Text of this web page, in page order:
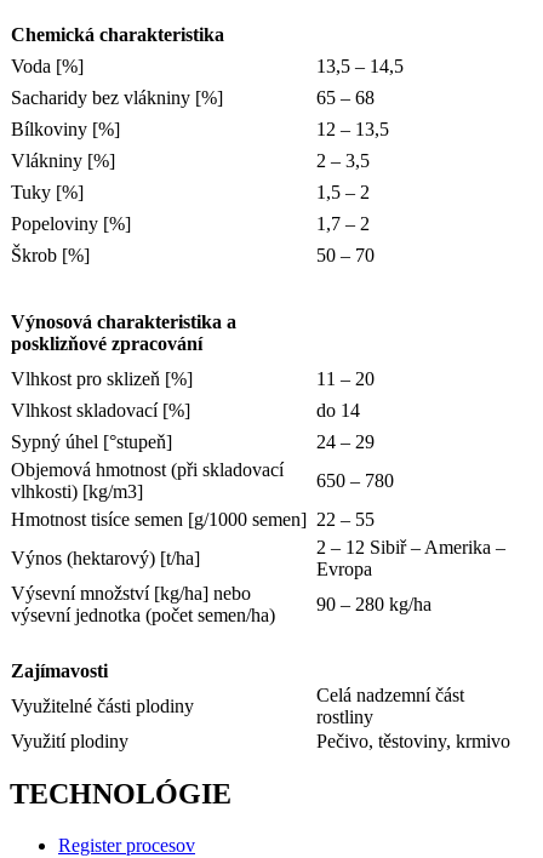
Chemická charakteristika
Voda [%]
13,5 – 14,5
Sacharidy bez vlákniny [%]
65 – 68
Bílkoviny [%]
12 – 13,5
Vlákniny [%]
2 – 3,5
Tuky [%]
1,5 – 2
Popeloviny [%]
1,7 – 2
Škrob [%]
50 – 70
Výnosová charakteristika a
posklizňové zpracování
Vlhkost pro sklizeň [%]
11 – 20
Vlhkost skladovací [%]
do 14
Sypný úhel [°stupeň]
24 – 29
Objemová hmotnost (při skladovací
vlhkosti) [kg/m3]
650 – 780
Hmotnost tisíce semen [g/1000 semen] 22 – 55
Výnos (hektarový) [t/ha]
2 – 12 Sibiř – Amerika –
Evropa
Výsevní množství [kg/ha] nebo
výsevní jednotka (počet semen/ha)
90 – 280 kg/ha
Zajímavosti
Využitelné části plodiny
Celá nadzemní část
rostliny
Využití plodiny
Pečivo, těstoviny, krmivo
TECHNOLÓGIE
Register procesov